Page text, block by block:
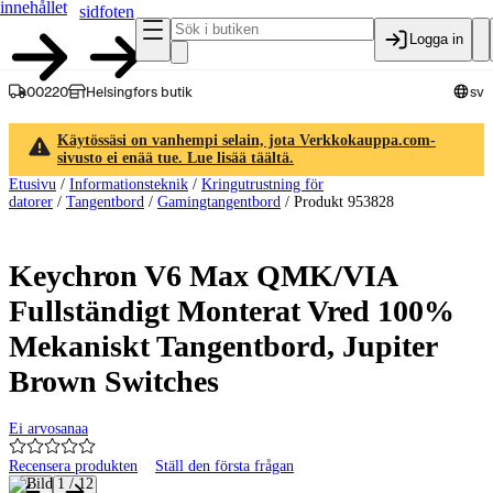
innehållet
sidfoten
Logga in
00220 Helsingfors butik sv
Käytössäsi on vanhempi selain, jota Verkkokauppa.com-
sivusto ei enää tue. Lue lisää täältä.
Etusivu / Informationsteknik / Kringutrustning för
datorer / Tangentbord / Gamingtangentbord / Produkt 953828
Keychron V6 Max QMK/VIA
Fullständigt Monterat Vred 100%
Mekaniskt Tangentbord, Jupiter
Brown Switches
Ei arvosanaa
Recensera produkten Ställ den första frågan